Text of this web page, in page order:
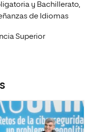
y Bachillerato,
de Idiomas
Superior